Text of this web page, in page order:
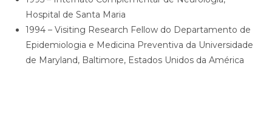
Hospital de Santa Maria
1994 – Visiting Research Fellow do Departamento de
Epidemiologia e Medicina Preventiva da Universidade
de Maryland, Baltimore, Estados Unidos da América